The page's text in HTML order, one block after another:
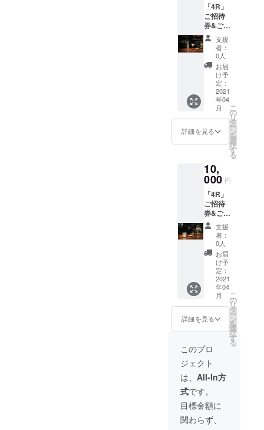
「4R」
ご招待
券&ご飲
食券
5000円
分(※) ※
ご招待
券をお
持ちの
方とそ
のご友
人(上限
3名様)
のみ、
未入会
でもご
ただけ
ます ※
初回ご
来店時
のみ有
効 ※お
釣りは
お返し
できま
せん ※
券類の
郵送は
ござい
ませ
ん。ご
来店時
メール
くださ
い（転
送不
可） ※
利用期
限は
2021/7/
31まで
支援
者：
0人
お届
け予
定：
2021
年04
月
詳細を見る
こ
の
リ
タ
ー
ン
を
選
択
す
る
10,
000 円
「4R」
ご招待
券&ご飲
食券
15000
円分(※)
※ご招待
券をお
持ちの
方とそ
のご友
人(上限
3名様)
のみ、
未入会
でもご
来店い
ただけ
ます ※
初回ご
来店時
のみ有
効 ※お
釣りは
お返し
支援
者：
0人
お届
け予
定：
2021
年04
月
詳細を見る
こ
の
リ
タ
ー
ン
を
選
択
す
る
このプロ
ジェクト
は、 All-In方
式です。
目標金額に
関わらず、